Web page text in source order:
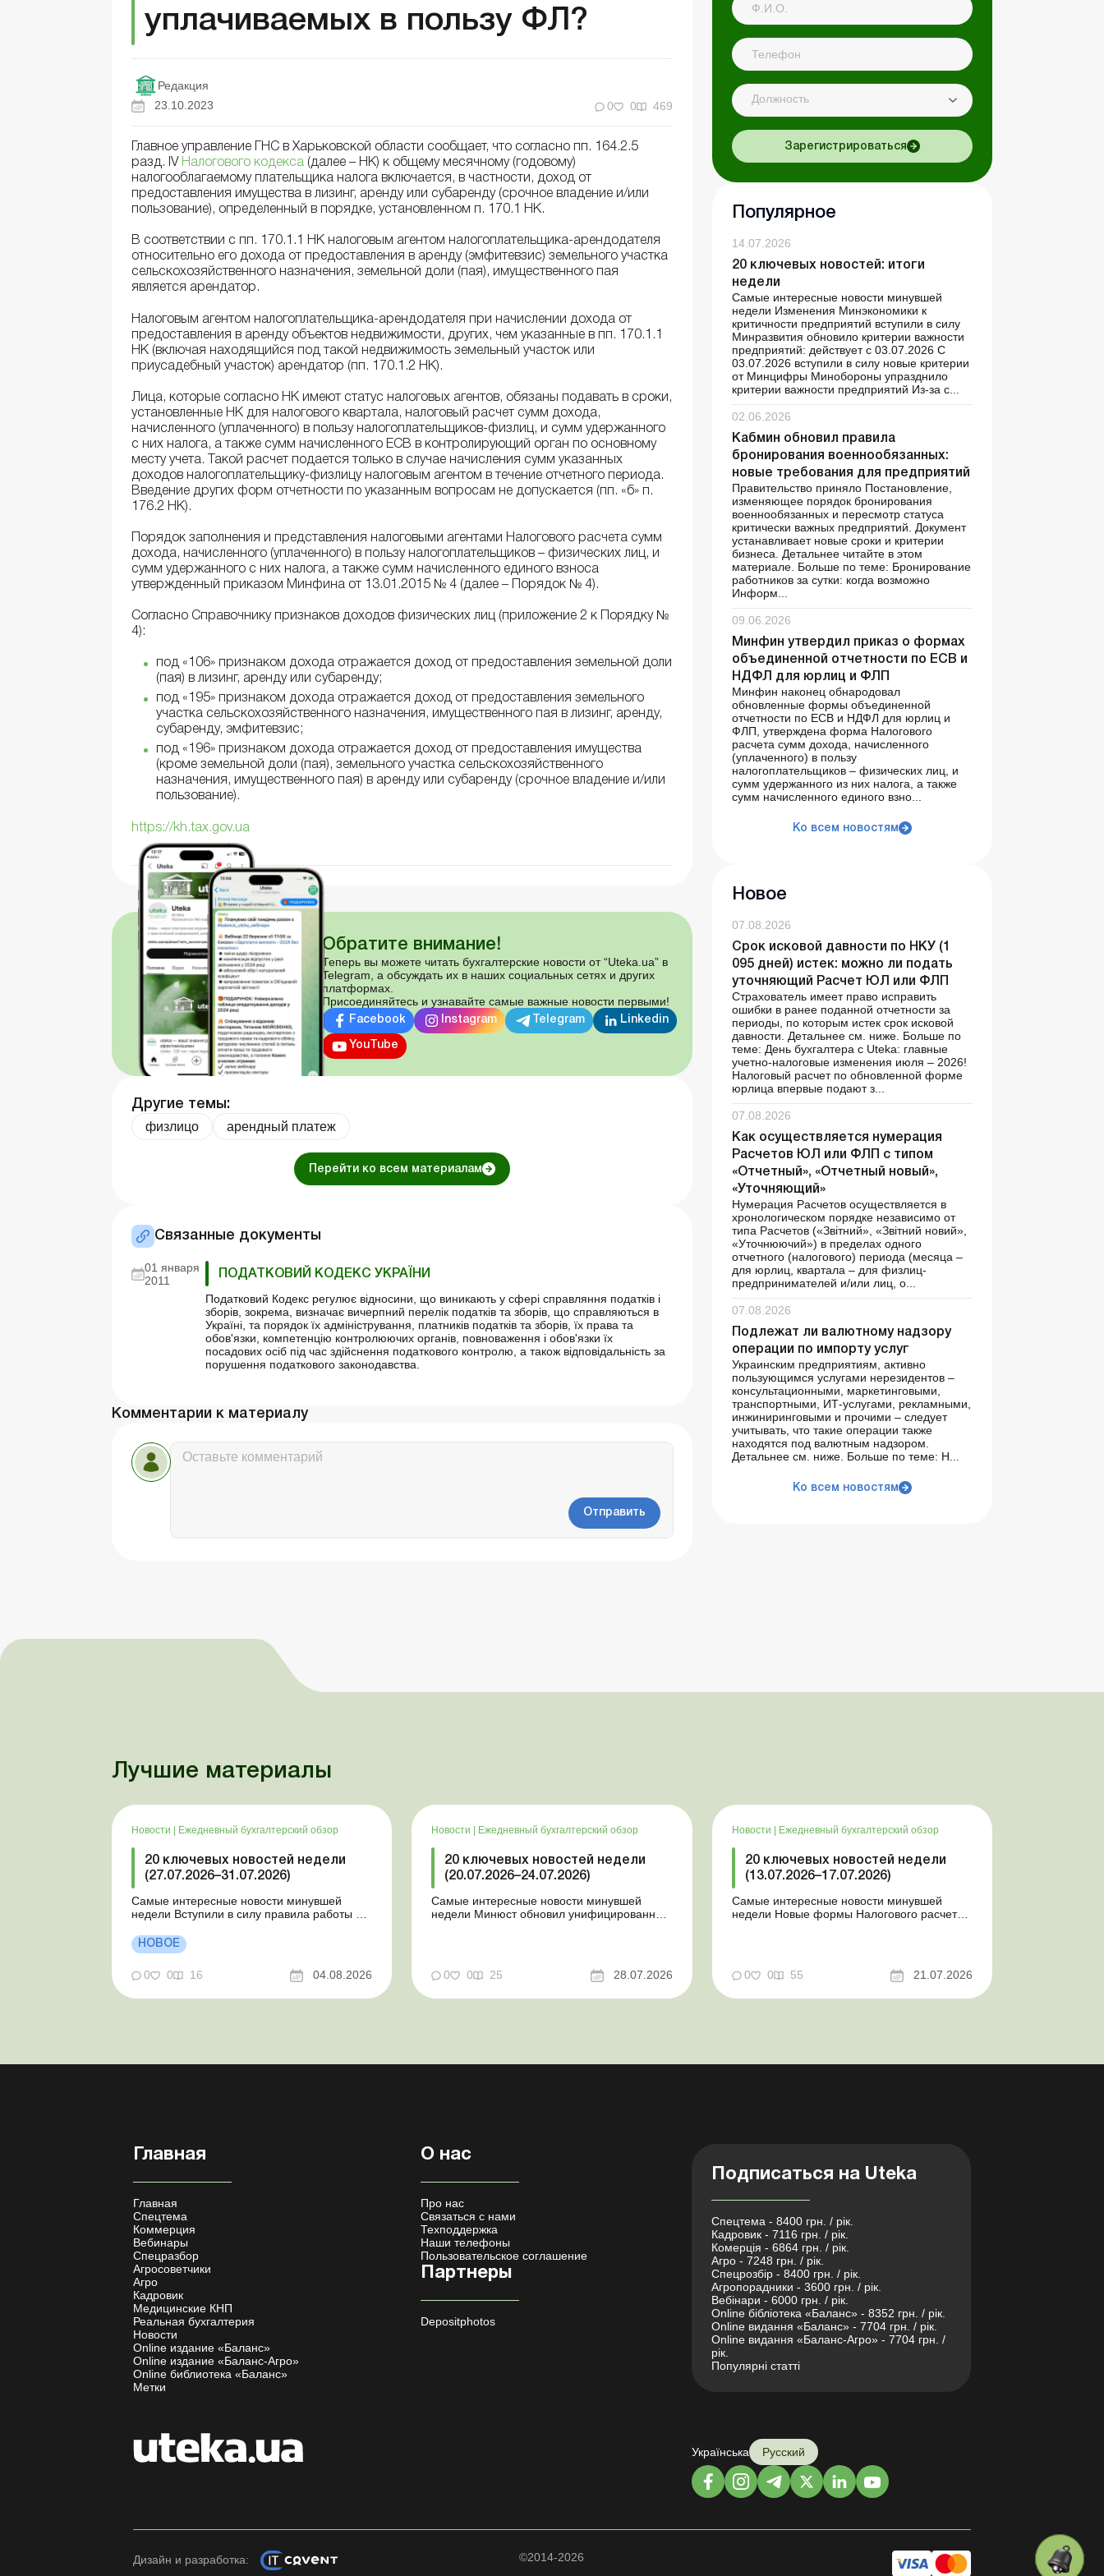
уплачиваемых в пользу ФЛ?
Редакция
23.10.2023
0 0 469
Главное управление ГНС в Харьковской области сообщает, что согласно пп. 164.2.5
разд. IV Налогового кодекса (далее – НК) к общему месячному (годовому)
налогооблагаемому плательщика налога включается, в частности, доход от
предоставления имущества в лизинг, аренду или субаренду (срочное владение и/или
пользование), определенный в порядке, установленном п. 170.1 НК.
В соответствии с пп. 170.1.1 НК налоговым агентом налогоплательщика-арендодателя
относительно его дохода от предоставления в аренду (эмфитевзис) земельного участка
сельскохозяйственного назначения, земельной доли (пая), имущественного пая
является арендатор.
Налоговым агентом налогоплательщика-арендодателя при начислении дохода от
предоставления в аренду объектов недвижимости, других, чем указанные в пп. 170.1.1
НК (включая находящийся под такой недвижимость земельный участок или
приусадебный участок) арендатор (пп. 170.1.2 НК).
Лица, которые согласно НК имеют статус налоговых агентов, обязаны подавать в сроки,
установленные НК для налогового квартала, налоговый расчет сумм дохода,
начисленного (уплаченного) в пользу налогоплательщиков-физлиц, и сумм удержанного
с них налога, а также сумм начисленного ЕСВ в контролирующий орган по основному
месту учета. Такой расчет подается только в случае начисления сумм указанных
доходов налогоплательщику-физлицу налоговым агентом в течение отчетного периода.
Введение других форм отчетности по указанным вопросам не допускается (пп. «б» п.
176.2 НК).
Порядок заполнения и представления налоговыми агентами Налогового расчета сумм
дохода, начисленного (уплаченного) в пользу налогоплательщиков – физических лиц, и
сумм удержанного с них налога, а также сумм начисленного единого взноса
утвержденный приказом Минфина от 13.01.2015 № 4 (далее – Порядок № 4).
Согласно Справочнику признаков доходов физических лиц (приложение 2 к Порядку №
4):
под «106» признаком дохода отражается доход от предоставления земельной доли
(пая) в лизинг, аренду или субаренду;
под «195» признаком дохода отражается доход от предоставления земельного
участка сельскохозяйственного назначения, имущественного пая в лизинг, аренду,
субаренду, эмфитевзис;
под «196» признаком дохода отражается доход от предоставления имущества
(кроме земельной доли (пая), земельного участка сельскохозяйственного
назначения, имущественного пая) в аренду или субаренду (срочное владение и/или
пользование).
https://kh.tax.gov.ua
Обратите внимание!
Теперь вы можете читать бухгалтерские новости от “Uteka.ua” в
Telegram, а обсуждать их в наших социальных сетях и других
платформах.
Присоединяйтесь и узнавайте самые важные новости первыми!
Facebook Instagram Telegram Linkedin
YouTube
Другие темы:
физлицо арендный платеж
Перейти ко всем материалам
Связанные документы
01 января
2011
ПОДАТКОВИЙ КОДЕКС УКРАЇНИ
Податковий Кодекс регулює відносини, що виникають у сфері справляння податків і
зборів, зокрема, визначає вичерпний перелік податків та зборів, що справляються в
Україні, та порядок їх адміністрування, платників податків та зборів, їх права та
обов'язки, компетенцію контролюючих органів, повноваження і обов'язки їх
посадових осіб під час здійснення податкового контролю, а також відповідальність за
порушення податкового законодавства.
Комментарии к материалу
Отправить
Должность
Зарегистрироваться
Популярное
14.07.2026
20 ключевых новостей: итоги
недели
Самые интересные новости минувшей
недели Изменения Минэкономики к
критичности предприятий вступили в силу
Минразвития обновило критерии важности
предприятий: действует с 03.07.2026 С
03.07.2026 вступили в силу новые критерии
от Минцифры Минобороны упразднило
критерии важности предприятий Из-за с...
02.06.2026
Кабмин обновил правила
бронирования военнообязанных:
новые требования для предприятий
Правительство приняло Постановление,
изменяющее порядок бронирования
военнообязанных и пересмотр статуса
критически важных предприятий. Документ
устанавливает новые сроки и критерии
бизнеса. Детальнее читайте в этом
материале. Больше по теме: Бронирование
работников за сутки: когда возможно
Информ...
09.06.2026
Минфин утвердил приказ о формах
объединенной отчетности по ЕСВ и
НДФЛ для юрлиц и ФЛП
Минфин наконец обнародовал
обновленные формы объединенной
отчетности по ЕСВ и НДФЛ для юрлиц и
ФЛП, утверждена форма Налогового
расчета сумм дохода, начисленного
(уплаченного) в пользу
налогоплательщиков – физических лиц, и
сумм удержанного из них налога, а также
сумм начисленного единого взно...
Ко всем новостям
Новое
07.08.2026
Срок исковой давности по НКУ (1
095 дней) истек: можно ли подать
уточняющий Расчет ЮЛ или ФЛП
Страхователь имеет право исправить
ошибки в ранее поданной отчетности за
периоды, по которым истек срок исковой
давности. Детальнее см. ниже. Больше по
теме: День бухгалтера с Uteka: главные
учетно-налоговые изменения июля – 2026!
Налоговый расчет по обновленной форме
юрлица впервые подают з...
07.08.2026
Как осуществляется нумерация
Расчетов ЮЛ или ФЛП с типом
«Отчетный», «Отчетный новый»,
«Уточняющий»
Нумерация Расчетов осуществляется в
хронологическом порядке независимо от
типа Расчетов («Звітний», «Звітний новий»,
«Уточнюючий») в пределах одного
отчетного (налогового) периода (месяца –
для юрлиц, квартала – для физлиц-
предпринимателей и/или лиц, о...
07.08.2026
Подлежат ли валютному надзору
операции по импорту услуг
Украинским предприятиям, активно
пользующимся услугами нерезидентов –
консультационными, маркетинговыми,
транспортными, ИТ-услугами, рекламными,
инжиниринговыми и прочими – следует
учитывать, что такие операции также
находятся под валютным надзором.
Детальнее см. ниже. Больше по теме: Н...
Ко всем новостям
Лучшие материалы
Новости | Ежедневный бухгалтерский обзор
20 ключевых новостей недели
(27.07.2026–31.07.2026)
Самые интересные новости минувшей
недели Вступили в силу правила работы и
законы о мобилизации и военном
положении Для сельхозпредприятий и ФЛП
введены новые разовые статистические
формы Со 2 августа изменяется порядок
НОВОЕ
0 0 16 04.08.2026
Новости | Ежедневный бухгалтерский обзор
20 ключевых новостей недели
(20.07.2026–24.07.2026)
Самые интересные новости минувшей
недели Минюст обновил унифицированные
«в розыске»: что нужно знать
0 0 25 28.07.2026
Новости | Ежедневный бухгалтерский обзор
20 ключевых новостей недели
(13.07.2026–17.07.2026)
Самые интересные новости минувшей
недели Новые формы Налогового расчета:
Координационный центр по организации
0 0 55 21.07.2026
Главная
Главная
Спецтема
Коммерция
Вебинары
Спецразбор
Агросоветчики
Агро
Кадровик
Медицинские КНП
Реальная бухгалтерия
Новости
Online издание «Баланс»
Online издание «Баланс-Агро»
Online библиотека «Баланс»
Метки
О нас
Про нас
Связаться с нами
Техподдержка
Наши телефоны
Пользовательское соглашение
Партнеры
Depositphotos
Подписаться на Uteka
Спецтема - 8400 грн. / рік.
Кадровик - 7116 грн. / рік.
Комерція - 6864 грн. / рік.
Агро - 7248 грн. / рік.
Спецрозбір - 8400 грн. / рік.
Агропорадники - 3600 грн. / рік.
Вебінари - 6000 грн. / рік.
Online бібліотека «Баланс» - 8352 грн. / рік.
Online видання «Баланс» - 7704 грн. / рік.
Online видання «Баланс-Агро» - 7704 грн. /
рік.
Популярні статті
Українська Русский
Дизайн и разработка: ©2014-2026